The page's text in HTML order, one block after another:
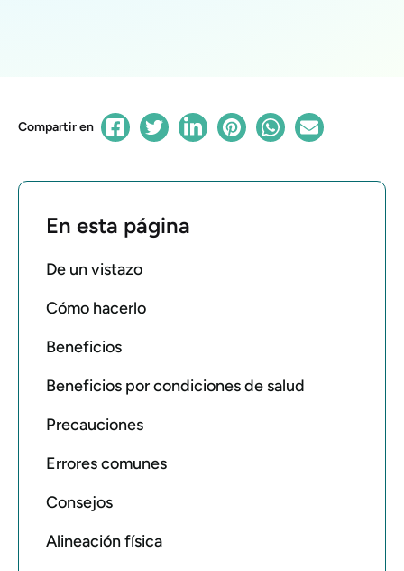
Compartir en
En esta página
De un vistazo
Cómo hacerlo
Beneficios
Beneficios por condiciones de salud
Precauciones
Errores comunes
Consejos
Alineación física